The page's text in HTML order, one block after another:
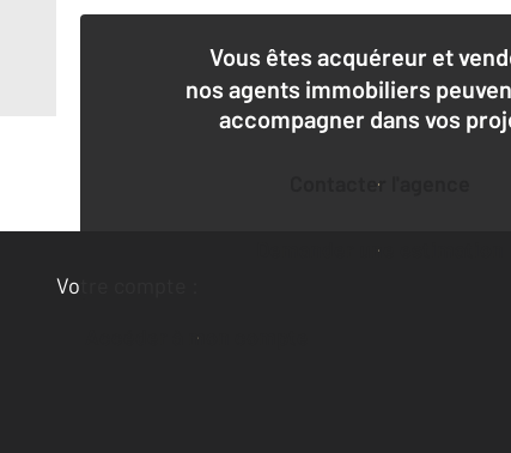
Vous êtes acquéreur et
nos agents immobiliers
accompagner dans vos
Contacter l'agence
Demander une estimation
Votre compte :
Accéder à mon compte